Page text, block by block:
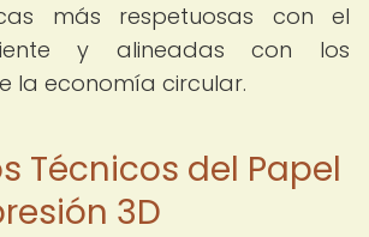
más respetuosas con el
y alineadas con los
la economía circular.
Técnicos del Papel
3D